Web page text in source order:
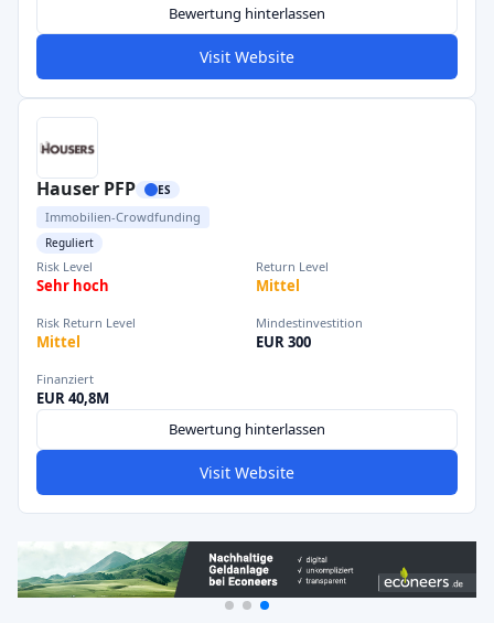
Bewertung hinterlassen
Visit Website
Hauser PFP ES
Immobilien-Crowdfunding
Reguliert
Risk Level
Sehr hoch
Return Level
Mittel
Risk Return Level
Mittel
Mindestinvestition
EUR 300
Finanziert
EUR 40,8M
Bewertung hinterlassen
Visit Website